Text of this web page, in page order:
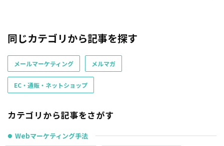
同じカテゴリから記事を探す
メールマーケティング メルマガ
EC・通販・ネットショップ
カテゴリから記事をさがす
● Webマーケティング手法